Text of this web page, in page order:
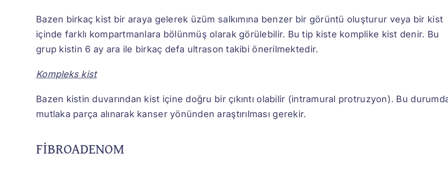
Bazen birkaç kist bir araya gelerek üzüm salkımına benzer bir görüntü oluşturur veya bir kist
içinde farklı kompartmanlara bölünmüş olarak görülebilir. Bu tip kiste komplike kist denir. Bu
grup kistin 6 ay ara ile birkaç defa ultrason takibi önerilmektedir.
Kompleks kist
Bazen kistin duvarından kist içine doğru bir çıkıntı olabilir (intramural protruzyon). Bu
mutlaka parça alınarak kanser yönünden araştırılması gerekir.
FİBROADENOM